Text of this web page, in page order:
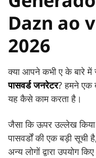
Dazn ao
2026
क्या आपने कभी ए के बारे में
पासवर्ड जनरेटर? हमने एक
यह कैसे काम करता है।
जैसा कि ऊपर उल्लेख किया
पासवर्डों की एक बड़ी सूची
अन्य लोगों द्वारा उपयोग